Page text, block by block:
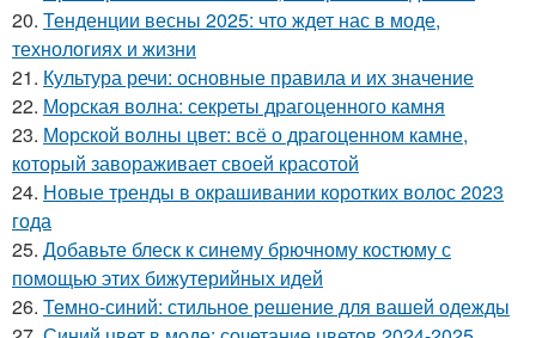
20. Тенденции весны 2025: что ждет нас в моде,
технологиях и жизни
21. Культура речи: основные правила и их значение
22. Морская волна: секреты драгоценного камня
23. Морской волны цвет: всё о драгоценном камне,
который завораживает своей красотой
24. Новые тренды в окрашивании коротких волос 2023
года
25. Добавьте блеск к синему брючному костюму с
помощью этих бижутерийных идей
26. Темно-синий: стильное решение для вашей одежды